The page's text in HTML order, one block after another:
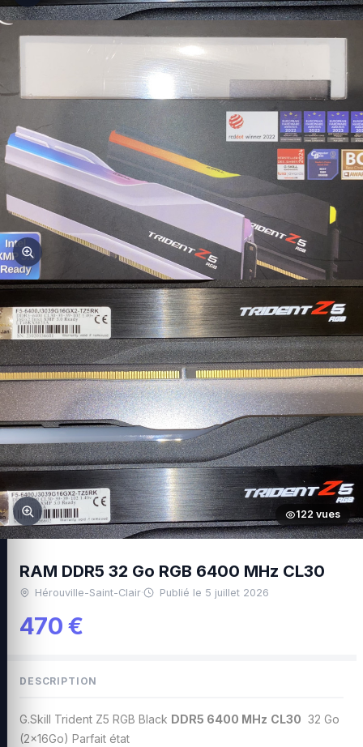
122 vues
DESCRIPTION
G.Skill Trident Z5 RGB Black DDR5 6400 MHz CL30 32 Go
(2x16Go) Parfait état
RAM DDR5 32 Go RGB 6400 MHz CL30
Hérouville-Saint-Clair· Publié le 5 juillet 2026
470 €